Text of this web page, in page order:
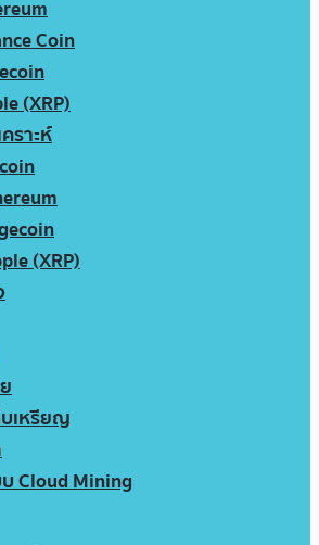
Coin
(XRP)
ราะห์
(XRP)
บเหรียญ
Cloud Mining